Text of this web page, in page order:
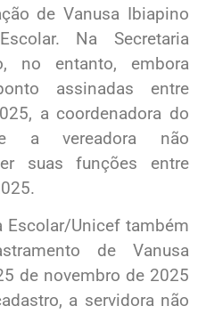
de Vanusa Ibiapino
Na Secretaria
no entanto, embora
assinadas entre
a coordenadora do
a vereadora não
suas funções entre
Escolar/Unicef também
de Vanusa
de novembro de 2025
a servidora não